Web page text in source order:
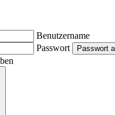
Benutzername
Passwort
Passwort